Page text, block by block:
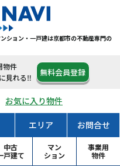
ション・一戸建は京都市の不動産専門の
物件
見れる‼ 無料会員登録
お気に入り物件
エリア お問合せ
中古
戸建て
マン
ション
事業用
物件